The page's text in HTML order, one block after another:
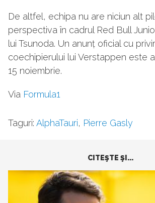
De altfel, echipa nu are niciun alt
perspectiva în cadrul Red Bull
lui Tsunoda. Un anunț oficial cu
coechipierului lui Verstappen este
15 noiembrie.
Via Formula1
Taguri: AlphaTauri, Pierre Gasly
CITEŞTE ŞI...